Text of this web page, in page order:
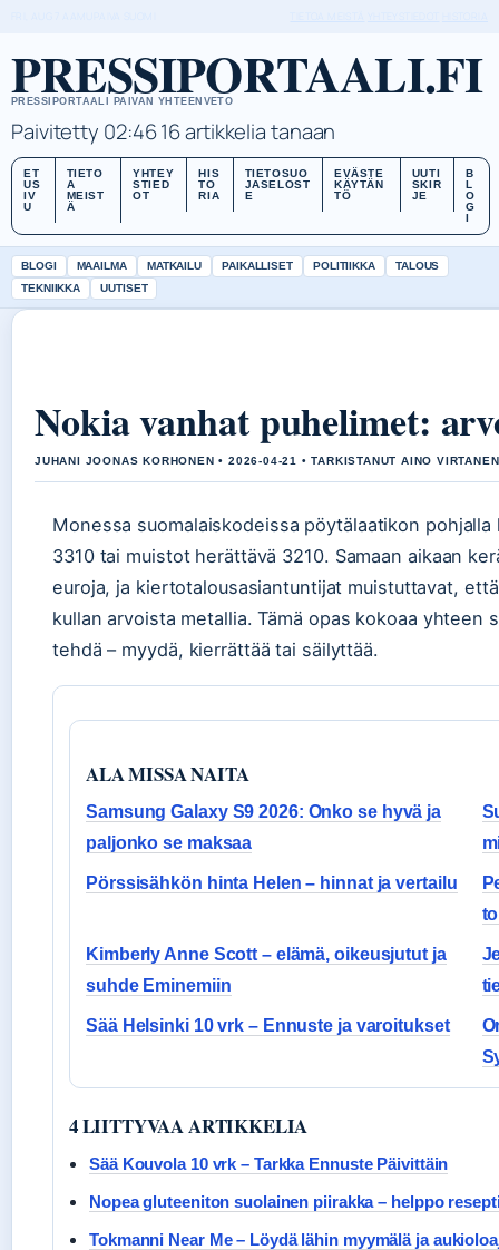
PRESSIPORTAALI.FI
PRESSIPORTAALI PAIVAN YHTEENVETO
Paivitetty 02:4616 artikkelia tanaan
ET
US
IV
U
TIETO
A
MEIST
Ä
YHTEY
STIED
OT
HIS
TO
RIA
TIETOSUO
JASELOST
E
EVÄSTE
KÄYTÄN
TÖ
UUTI
SKIR
JE
B
L
O
G
I
BLOGI MAAILMA MATKAILU PAIKALLISET POLITIIKKA
TALOUS
TEKNIIKKA
UUTISET
Nokia vanhat puhelimet:
JUHANI JOONAS KORHONEN • 2026-04-21 • TARKISTANUT AINO VIRTANEN
Monessa suomalaiskodeissa pöytälaatikon
3310 tai muistot herättävä 3210. Samaan aikaan
euroja, ja kiertotalousasiantuntijat muistuttavat,
kullan arvoista metallia. Tämä opas kokoaa yhteen
tehdä – myydä, kierrättää tai säilyttää.
ALA MISSA NAITA
Samsung Galaxy S9 2026: Onko se hyvä ja
paljonko se maksaa
Pörssisähkön hinta Helen – hinnat ja vertailu
Kimberly Anne Scott – elämä, oikeusjutut ja
suhde Eminemiin
Sää Helsinki 10 vrk – Ennuste ja varoitukset
4 LIITTYVAA ARTIKKELIA
Sää Kouvola 10 vrk – Tarkka Ennuste Päivittäin
Nopea gluteeniton suolainen piirakka – helppo
Tokmanni Near Me – Löydä lähin myymälä ja